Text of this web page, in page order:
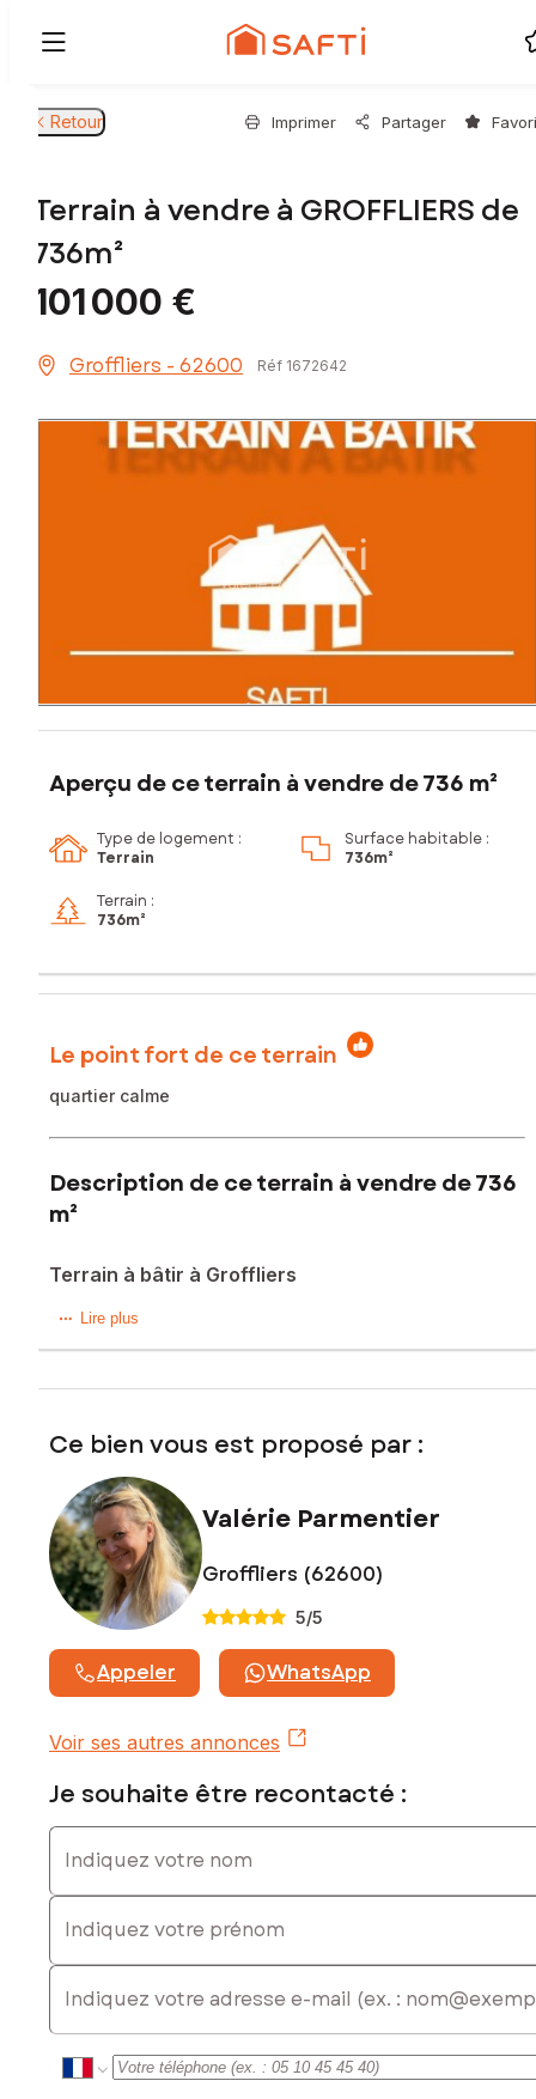
Retour Imprimer Partager
Terrain à vendre à GROFFLIERS de
736m²
101 000 €
Groffliers - 62600 Réf 1672642
Aperçu de ce terrain à vendre de 736 m²
Type de logement :
Terrain
Surface habitable :
736m²
Terrain :
736m²
Le point fort de ce terrain
quartier calme
Description de ce terrain à vendre de 736
m²
Terrain à bâtir à Groffliers
Je vous présente ce terrain à bâtir situé sur la commune
Ce terrain de 737 m2 est situé dans une rue calme. La
Un beau terrain plat idéal pour vos projets de construction
Les informations sur les risques auxquels ce bien est
exposé sont disponibles sur le site Géorisques :
www.georisques.gouv.fr
Prix de vente honoraires d'agence inclus : 101 000 €
Prix de vente hors honoraires d'agence : 95 000 €
Honoraires : 6,32 % TTC de la valeur du bien hors
honoraires
Contactez votre conseiller SAFTI : Valérie PARMENTIER, Tél.
: 06 31 01 94 29, E-mail : valerie.parmentier@safti.fr - EI -
MER sous le numéro 387 927 080
Lire plus
Ce bien vous est proposé par :
Valérie Parmentier
Groffliers (62600)
5/5
Appeler WhatsApp
Voir ses autres annonces
Je souhaite être recontacté :
Indiquez votre nom
Indiquez votre prénom
E-mail